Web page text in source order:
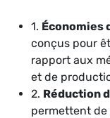
1. Économies
conçus pour
rapport aux
et de
2. Réduction
permettent